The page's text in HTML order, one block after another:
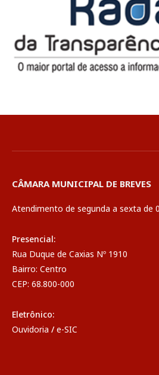
CÂMARA MUNICIPAL DE BREVES
Atendimento de segunda a sexta de
Presencial:
Rua Duque de Caxias Nº 1910
Bairro: Centro
CEP: 68.800-000
Eletrônico:
Ouvidoria / e-SIC